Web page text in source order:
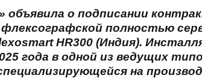
объявила о подписании
полностью
HR300 (Индия).
года в одной из ведущих
на